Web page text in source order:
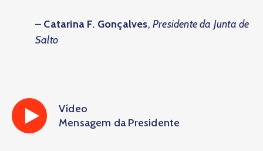
– Catarina F. Gonçalves, Presidente da Junta de
Salto
Vídeo
Mensagem da Presidente